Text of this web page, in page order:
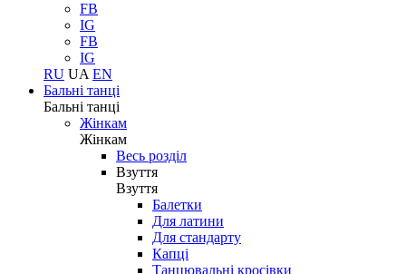
FB
IG
FB
IG
RU UA EN
Бальні танці
Бальні танці
Жінкам
Жінкам
Весь розділ
Взуття
Взуття
Балетки
Для латини
Для стандарту
Капці
Танцювальні кросівки